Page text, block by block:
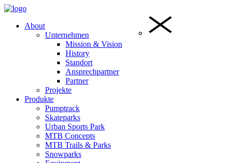
About
Unternehmen
Mission & Vision
History
Standort
Ansprechpartner
Partner
Projekte
Produkte
Pumptrack
Skateparks
Urban Sports Park
MTB Concepts
MTB Trails & Parks
Snowparks